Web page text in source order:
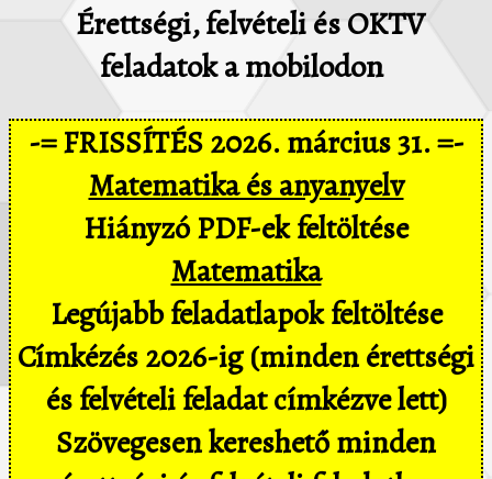
Érettségi, felvételi és OKTV
feladatok a mobilodon
-= FRISSÍTÉS 2026. március 31. =-
Matematika és anyanyelv
Hiányzó PDF-ek feltöltése
Matematika
Legújabb feladatlapok feltöltése
Címkézés 2026-ig (minden érettségi
és felvételi feladat címkézve lett)
Szövegesen kereshető minden